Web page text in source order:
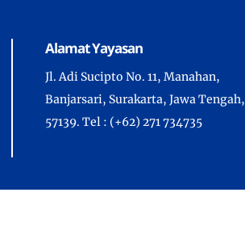
Alamat Yayasan
Jl. Adi Sucipto No. 11, Manahan,
Banjarsari, Surakarta, Jawa Tengah,
57139. Tel : (+62) 271 734735